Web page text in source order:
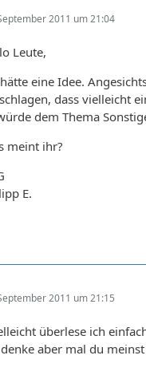
2011 um 21:04
Leute,
eine Idee.
dass vielleicht
dem Thema
meint ihr?
E.
2011 um 21:15
überlese ich
aber mal du